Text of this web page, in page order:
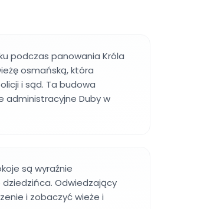
podczas panowania Króla
osmańską, która
i sąd. Ta budowa
administracyjne Duby w
są wyraźnie
Odwiedzający
i zobaczyć wieże i